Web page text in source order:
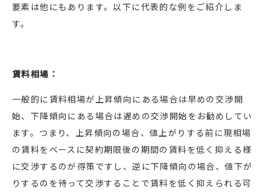
要素は他にもあります。以下に代表的な例をご紹介しま
す。
賃料相場：
一般的に賃料相場が上昇傾向にある場合は早めの交渉開
始、下降傾向にある場合は遅めの交渉開始をお勧めしてい
ます。つまり、上昇傾向の場合、値上がりする前に現相場
の賃料をベースに契約期限後の期間の賃料を低く抑える様
に交渉するのが得策ですし、逆に下降傾向の場合、値下が
りするのを待って交渉することで賃料を低く抑えられる可